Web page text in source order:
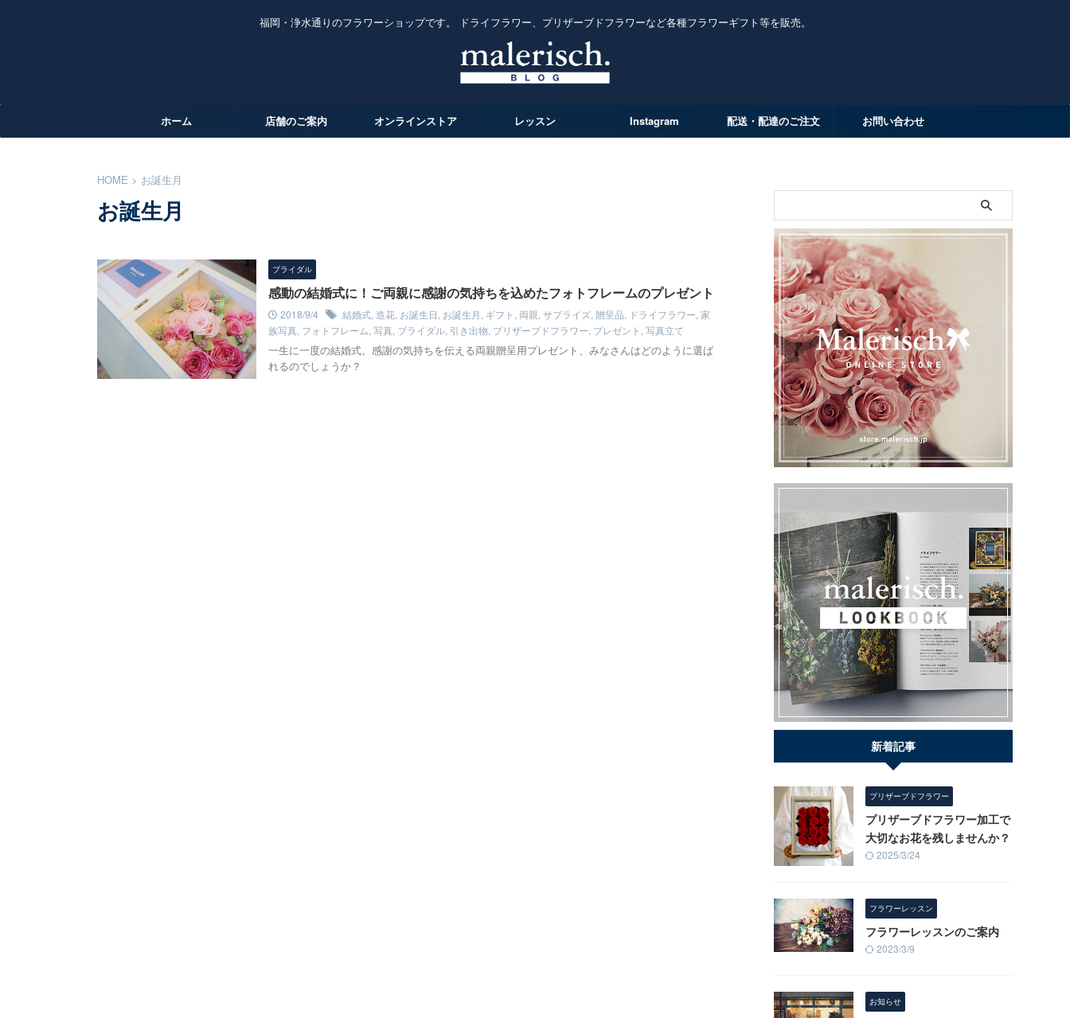
福岡・浄水通りのフラワーショップです。 ドライフラワー、プリザーブドフラワーなど各種フラワーギフト等を販売。
ホーム 店舗のご案内 オンラインストア レッスン Instagram 配送・配達のご注文 お問い合わせ
HOME > お誕生月
お誕生月
ブライダル
感動の結婚式に！ご両親に感謝の気持ちを込めたフォトフレームのプレゼント
2018/9/4
結婚式, 造花, お誕生日, お誕生月, ギフト , 両親, サプライズ, 贈呈品, ドライフラワー, 家
族写真, フォトフレーム, 写真, ブライダル, 引き出物, プリザーブドフラワー, プレゼント , 写真立て
一生に一度の結婚式。感謝の気持ちを伝える両親贈呈用プレゼント、みなさんはどのように選ば
れるのでしょうか？
新着記事
プリザーブドフラワー
プリザーブドフラワー加工で
大切なお花を残しませんか？
2025/3/24
フラワーレッスン
フラワーレッスンのご案内
2023/3/9
お知らせ